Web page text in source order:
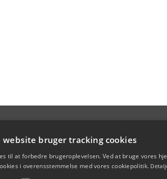
website bruger tracking cookies
til at forbedre brugeroplevelsen. Ved at bruge vores
i overensstemmelse med vores cookiepolitik.